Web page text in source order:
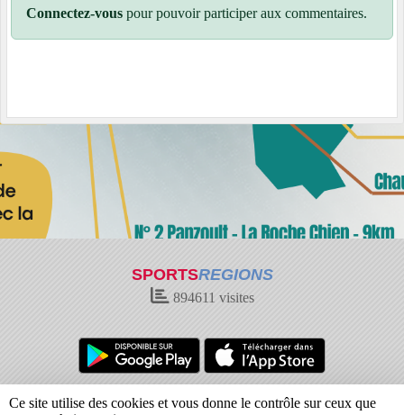
Connectez-vous pour pouvoir participer aux commentaires.
SPORTSREGIONS
894611 visites
Charte cookies
Gestion des cookies
Ce site utilise des cookies et vous donne le contrôle sur ceux que